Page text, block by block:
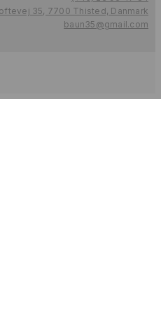
35, 7700 Thisted, Danmark
baun35@gmail.com